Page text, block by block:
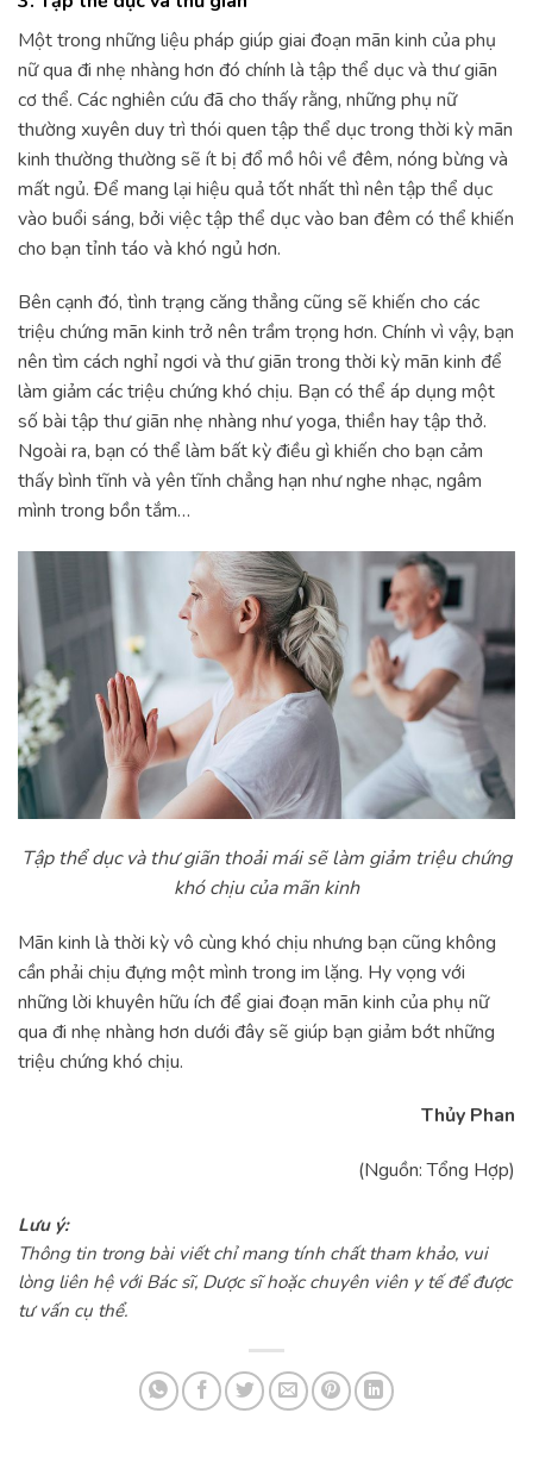
Một trong những liệu pháp giúp giai đoạn mãn kinh của phụ
nữ qua đi nhẹ nhàng hơn đó chính là tập thể dục và thư giãn
cơ thể. Các nghiên cứu đã cho thấy rằng, những phụ nữ
thường xuyên duy trì thói quen tập thể dục trong thời kỳ mãn
kinh thường thường sẽ ít bị đổ mồ hôi về đêm, nóng bừng và
mất ngủ. Để mang lại hiệu quả tốt nhất thì nên tập thể dục
vào buổi sáng, bởi việc tập thể dục vào ban đêm có thể khiến
cho bạn tỉnh táo và khó ngủ hơn.
Bên cạnh đó, tình trạng căng thẳng cũng sẽ khiến cho các
triệu chứng mãn kinh trở nên trầm trọng hơn. Chính vì vậy, bạn
nên tìm cách nghỉ ngơi và thư giãn trong thời kỳ mãn kinh để
làm giảm các triệu chứng khó chịu. Bạn có thể áp dụng một
số bài tập thư giãn nhẹ nhàng như yoga, thiền hay tập thở.
Ngoài ra, bạn có thể làm bất kỳ điều gì khiến cho bạn cảm
thấy bình tĩnh và yên tĩnh chẳng hạn như nghe nhạc, ngâm
mình trong bồn tắm…
Tập thể dục và thư giãn thoải mái sẽ làm giảm triệu chứng
khó chịu của mãn kinh
Mãn kinh là thời kỳ vô cùng khó chịu nhưng bạn cũng không
cần phải chịu đựng một mình trong im lặng. Hy vọng với
những lời khuyên hữu ích để giai đoạn mãn kinh của phụ nữ
qua đi nhẹ nhàng hơn dưới đây sẽ giúp bạn giảm bớt những
triệu chứng khó chịu.
Thủy Phan
(Nguồn: Tổng Hợp)
Lưu ý:
Thông tin trong bài viết chỉ mang tính chất tham khảo, vui
lòng liên hệ với Bác sĩ, Dược sĩ hoặc chuyên viên y tế để được
tư vấn cụ thể.